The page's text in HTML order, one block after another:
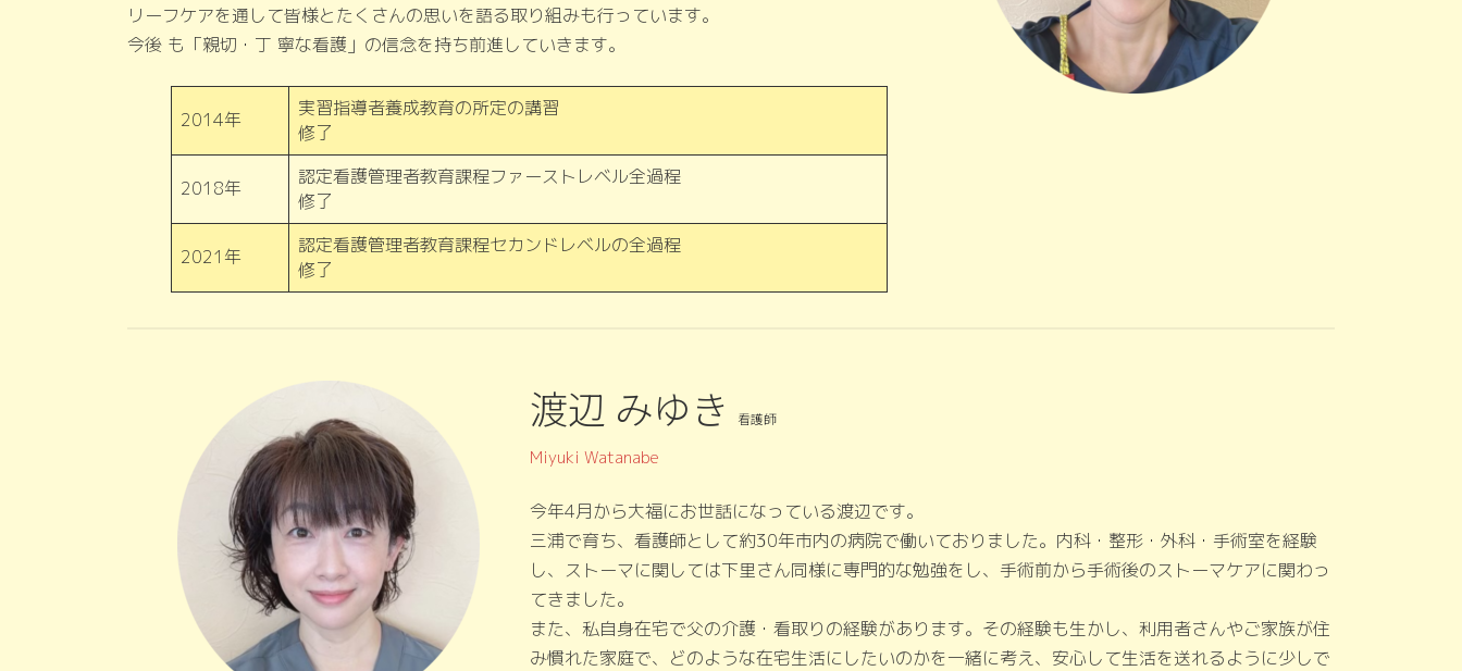
リーフケアを通して皆様とたくさんの思いを語る取り組みも行っています。
今後 も「親切・丁 寧な看護」の信念を持ち前進していきます。
2014年
実習指導者養成教育の所定の講習
修了
2018年
認定看護管理者教育課程ファーストレベル全過程
修了
2021年
認定看護管理者教育課程セカンドレベルの全過程
修了
渡辺 みゆき 看護師
Miyuki Watanabe
今年4月から大福にお世話になっている渡辺です。
三浦で育ち、看護師として約30年市内の病院で働いておりました。内科・整形・外科・手術室を経験
し、ストーマに関しては下里さん同様に専門的な勉強をし、手術前から手術後のストーマケアに関わっ
てきました。
また、私自身在宅で父の介護・看取りの経験があります。その経験も生かし、利用者さんやご家族が住
み慣れた家庭で、どのような在宅生活にしたいのかを一緒に考え、安心して生活を送れるように少しで